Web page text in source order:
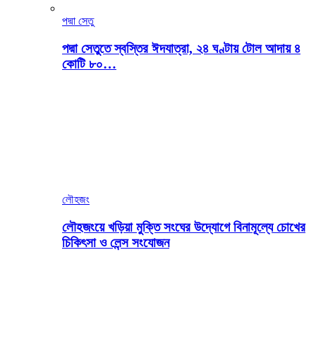
পদ্মা সেতু
পদ্মা সেতুতে স্বস্তির ঈদযাত্রা, ২৪ ঘণ্টায় টোল আদায় ৪
কোটি ৮০…
লৌহজং
লৌহজংয়ে খড়িয়া মুক্তি সংঘের উদ্যোগে বিনামূল্যে চোখের
চিকিৎসা ও লেন্স সংযোজন